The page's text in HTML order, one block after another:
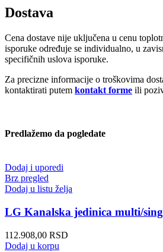
Dostava
Cena dostave nije uključena u cenu
isporuke određuje se individualno, u
specifičnih uslova isporuke.
Za precizne informacije o troškovima
kontaktirati putem kontakt forme ili
Predlažemo da pogledate
Dodaj i uporedi
Brz pregled
Dodaj u listu želja
LG Kanalska jedinica multi/
112.908,00 RSD
Dodaj u korpu